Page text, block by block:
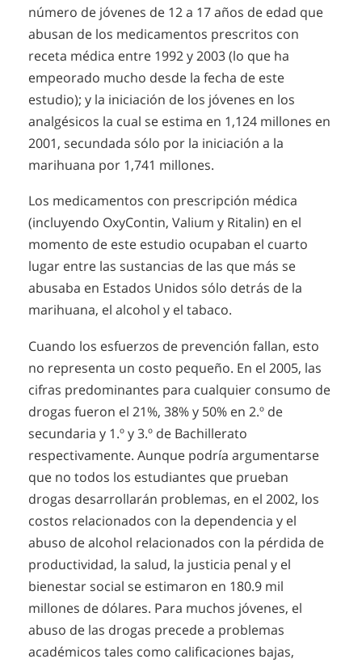
número de jóvenes de 12 a 17 años de edad que
abusan de los medicamentos prescritos con
receta médica entre 1992 y 2003 (lo que ha
empeorado mucho desde la fecha de este
estudio); y la iniciación de los jóvenes en los
analgésicos la cual se estima en 1,124 millones en
2001, secundada sólo por la iniciación a la
marihuana por 1,741 millones.
Los medicamentos con prescripción médica
(incluyendo OxyContin, Valium y Ritalin) en el
momento de este estudio ocupaban el cuarto
lugar entre las sustancias de las que más se
abusaba en Estados Unidos sólo detrás de la
marihuana, el alcohol y el tabaco.
Cuando los esfuerzos de prevención fallan, esto
no representa un costo pequeño. En el 2005, las
cifras predominantes para cualquier consumo de
drogas fueron el 21%, 38% y 50% en 2.º de
secundaria y 1.º y 3.º de Bachillerato
respectivamente. Aunque podría argumentarse
que no todos los estudiantes que prueban
drogas desarrollarán problemas, en el 2002, los
costos relacionados con la dependencia y el
abuso de alcohol relacionados con la pérdida de
productividad, la salud, la justicia penal y el
bienestar social se estimaron en 180.9 mil
millones de dólares. Para muchos jóvenes, el
abuso de las drogas precede a problemas
académicos tales como calificaciones bajas,